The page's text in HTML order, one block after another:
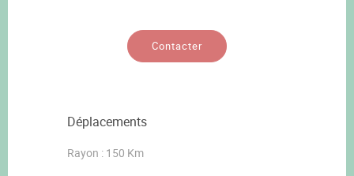
Contacter
Déplacements
Rayon : 150 Km